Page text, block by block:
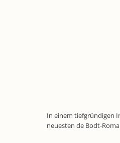
In einem tiefgründigen
neuesten de Bodt-